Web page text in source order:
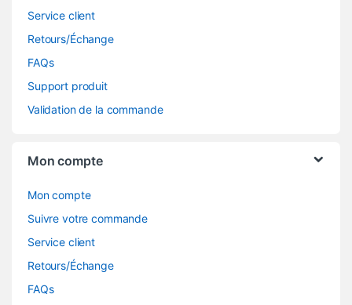
Service client
Retours/Échange
FAQs
Support produit
Validation de la commande
Mon compte
Mon compte
Suivre votre commande
Service client
Retours/Échange
FAQs